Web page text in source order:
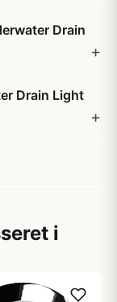
Drain
Drain Light
i